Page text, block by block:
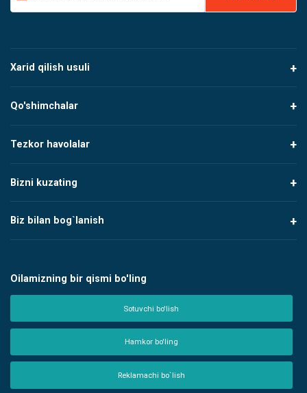
Xarid qilish usuli
Qo'shimchalar
Tezkor havolalar
Bizni kuzating
Biz bilan bog`lanish
Oilamizning bir qismi bo'ling
Sotuvchi bo'lish
Hamkor bo'ling
Reklamachi bo`lish